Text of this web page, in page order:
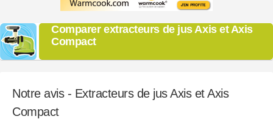
Comparer extracteurs de jus Axis et Axis
Compact
Notre avis - Extracteurs de jus Axis et Axis
Compact